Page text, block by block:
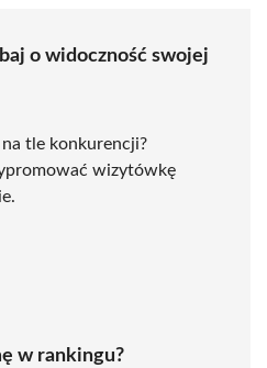
o widoczność swojej
tle konkurencji?
wizytówkę
w rankingu?